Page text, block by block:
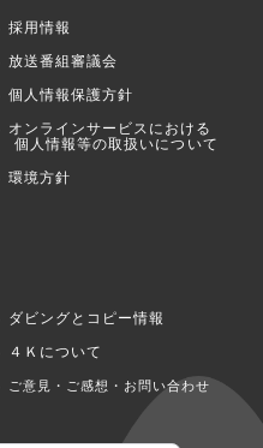
採用情報
放送番組審議会
個人情報保護方針
オンラインサービスにおける
個人情報等の取扱いについて
環境方針
ダビングとコピー情報
４Ｋについて
ご意見・ご感想・お問い合わせ